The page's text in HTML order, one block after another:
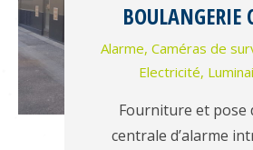
BOULANGERIE
Alarme, Caméras de
Electricité,
Fourniture et pose
centrale d’alarme